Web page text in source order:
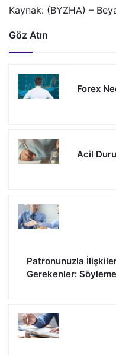
Kaynak: (BYZHA) –
Göz Atın
Forex
Acil
Patronunuzla
Gerekenler: